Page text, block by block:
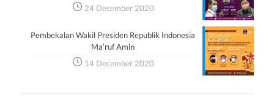
24 December 2020
Pembekalan Wakil Presiden Republik Indonesia
Ma’ruf Amin
14 December 2020